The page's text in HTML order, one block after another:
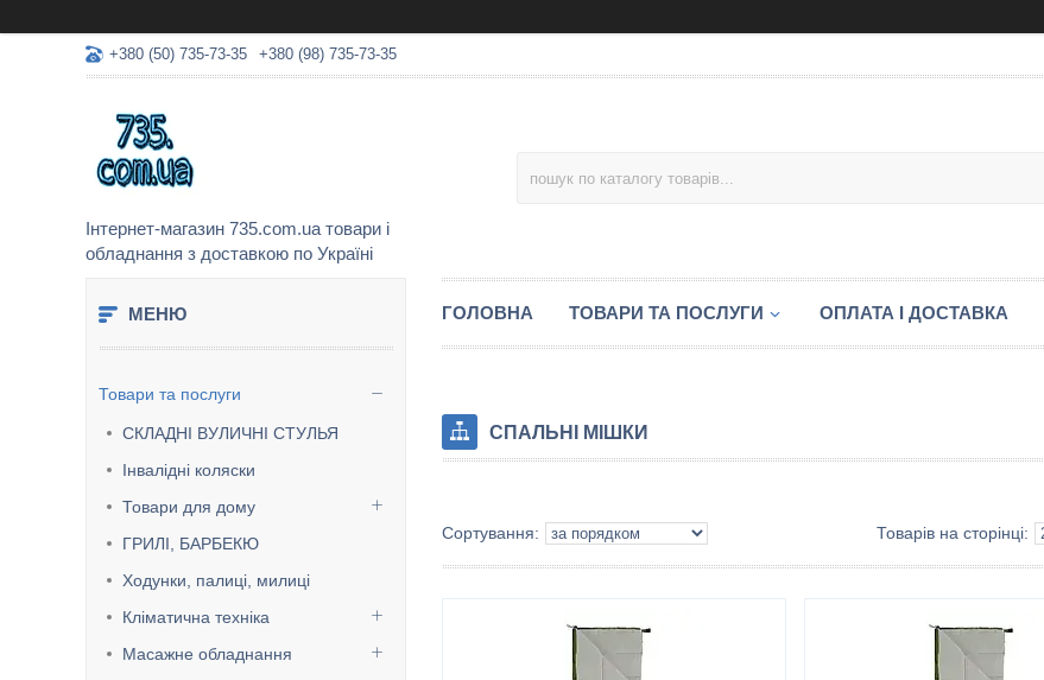
+380 (50) 735-73-35 +380 (98) 735-73-35
Інтернет-магазин 735.com.ua товари і
обладнання з доставкою по Україні
Товари та послуги
СКЛАДНІ ВУЛИЧНІ СТУЛЬЯ
Інвалідні коляски
Товари для дому
ГРИЛІ, БАРБЕКЮ
Ходунки, палиці, милиці
Кліматична техніка
Масажне обладнання
ГОЛОВНА ТОВАРИ ТА ПОСЛУГИ ОПЛАТА І ДОСТАВКА
СПАЛЬНІ МІШКИ